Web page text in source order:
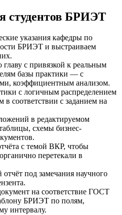
студентов БРИЭТ
указания кафедры по
БРИЭТ и выстраиваем
с привязкой к реальным
базы практики — с
коэффициентным анализом.
с логичным распределением
в соответствии с заданием на
в редактируемом
схемы бизнес-
с темой ВКР, чтобы
перетекали в
под замечания научного
на соответствие ГОСТ
БРИЭТ по полям,
интервалу.